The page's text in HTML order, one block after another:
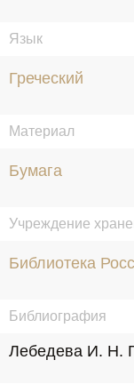
Язык
Греческий
Материал
Бумага
Учреждение
Библиотека
Библиография
Лебедева И. Н.